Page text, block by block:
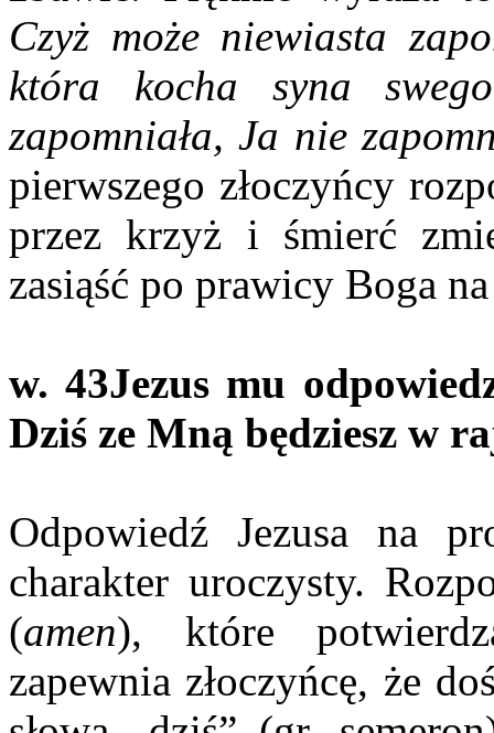
Czyż może niewiasta
która kocha syna
zapomniała, Ja nie
pierwszego złoczyńcy
przez krzyż i śmierć
zasiąść po prawicy Boga
w. 43Jezus mu
Dziś ze Mną będziesz w
Odpowiedź Jezusa na
charakter uroczysty.
(amen), które
zapewnia złoczyńcę, że